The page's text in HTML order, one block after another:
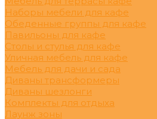
Наборы мебели для кафе
Обеденные группы для кафе
Павильоны для кафе
Столы и стулья для кафе
Уличная мебель для кафе
Мебель для дачи и сада
Диваны трансформеры
Диваны шезлонги
Комплекты для отдыха
Лаунж зоны